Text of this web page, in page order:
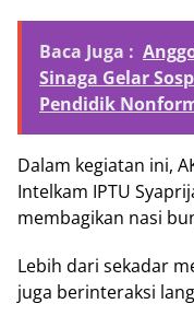
Baca Juga :
Sinaga Gelar
Pendidik
Dalam kegiatan ini,
Intelkam IPTU
membagikan nasi
Lebih dari sekadar
juga berinteraksi